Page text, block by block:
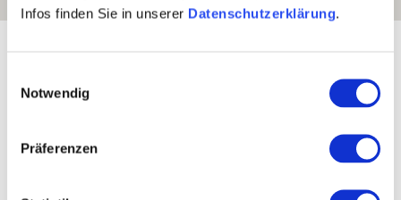
Infos finden Sie in unserer Datenschutzerklärung.
Notwendig
Präferenzen